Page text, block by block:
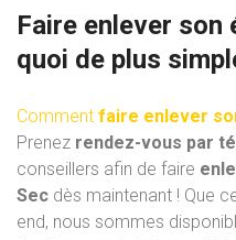
Faire enlever son
quoi de plus
Comment faire enlever
Prenez rendez-vous par
conseillers afin de faire
Sec dès maintenant ! Que
end, nous sommes